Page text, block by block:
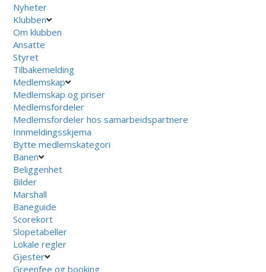
Nyheter
Klubben
Om klubben
Ansatte
Styret
Tilbakemelding
Medlemskap
Medlemskap og priser
Medlemsfordeler
Medlemsfordeler hos samarbeidspartnere
Innmeldingsskjema
Bytte medlemskategori
Banen
Beliggenhet
Bilder
Marshall
Baneguide
Scorekort
Slopetabeller
Lokale regler
Gjester
Greenfee og booking